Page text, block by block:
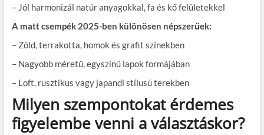
– Jól harmonizál natúr anyagokkal, fa és kő felületekkel
A matt csempék 2025-ben különösen népszerűek:
– Zöld, terrakotta, homok és grafit színekben
– Nagyobb méretű, egyszínű lapok formájában
– Loft, rusztikus vagy japandi stílusú terekben
Milyen szempontokat érdemes
figyelembe venni a választáskor?